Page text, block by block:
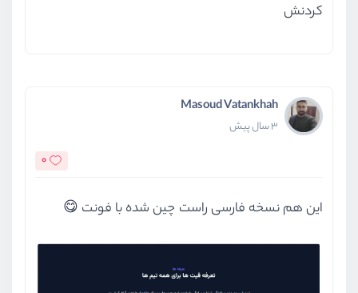
کردنش
Masoud Vatankhah
3 سال پیش
0
این هم نسخه فارسی راست چین شده با فونت 😋